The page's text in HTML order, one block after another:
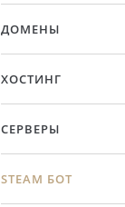
ДОМЕНЫ
ХОСТИНГ
СЕРВЕРЫ
STEAM БОТ